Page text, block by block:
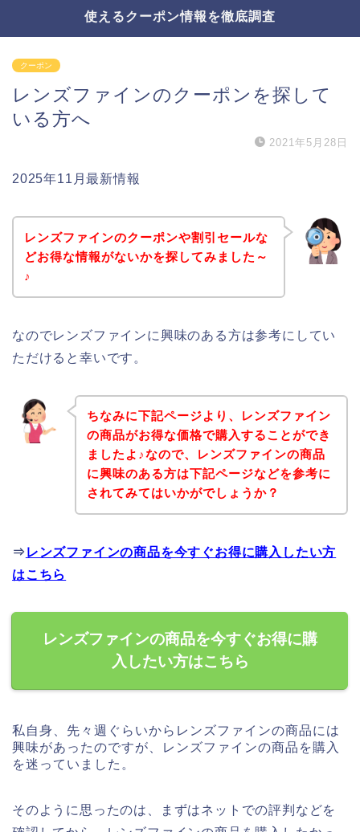
使えるクーポン情報を徹底調査
クーポン
レンズファインのクーポンを探して
いる方へ
2021年5月28日
2025年11月最新情報
レンズファインのクーポンや割引セールな
どお得な情報がないかを探してみました～
♪
なのでレンズファインに興味のある方は参考にしてい
ただけると幸いです。
ちなみに下記ページより、レンズファイン
の商品がお得な価格で購入することができ
ましたよ♪なので、レンズファインの商品
に興味のある方は下記ページなどを参考に
されてみてはいかがでしょうか？
⇒ レンズファインの商品を今すぐお得に購入したい方
はこちら
レンズファインの商品を今すぐお得に購
入したい方はこちら
私自身、先々週ぐらいからレンズファインの商品には
興味があったのですが、レンズファインの商品を購入
を迷っていました。
そのように思ったのは、まずはネットでの評判などを